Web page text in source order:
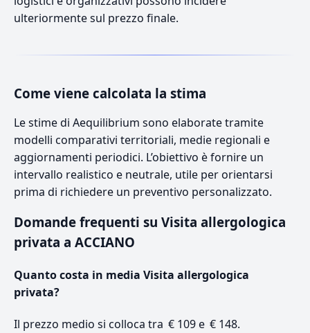
ulteriormente sul prezzo finale.
Come viene calcolata la stima
Le stime di Aequilibrium sono elaborate tramite
modelli comparativi territoriali, medie regionali e
aggiornamenti periodici. L’obiettivo è fornire un
intervallo realistico e neutrale, utile per orientarsi
prima di richiedere un preventivo personalizzato.
Domande frequenti su Visita allergologica
privata a ACCIANO
Quanto costa in media Visita allergologica
privata?
Il prezzo medio si colloca tra € 109 e € 148.